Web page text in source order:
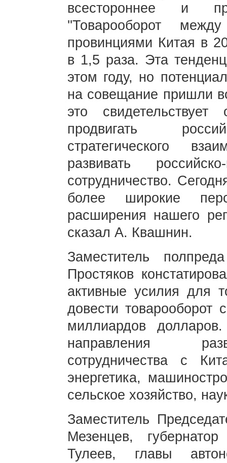
всестороннее и
''Товарооборот
провинциями Китая в
в 1,5 раза. Эта
этом году, но
на совещание пришли
это
продвигать
стратегического
развивать
сотрудничество.
более широкие
расширения нашего
сказал А. Квашнин.
Заместитель
Простяков
активные усилия для
довести товарооборот
миллиардов
направления
сотрудничества с
энергетика,
сельское хозяйство,
Заместитель
Мезенцев,
Тулеев, главы